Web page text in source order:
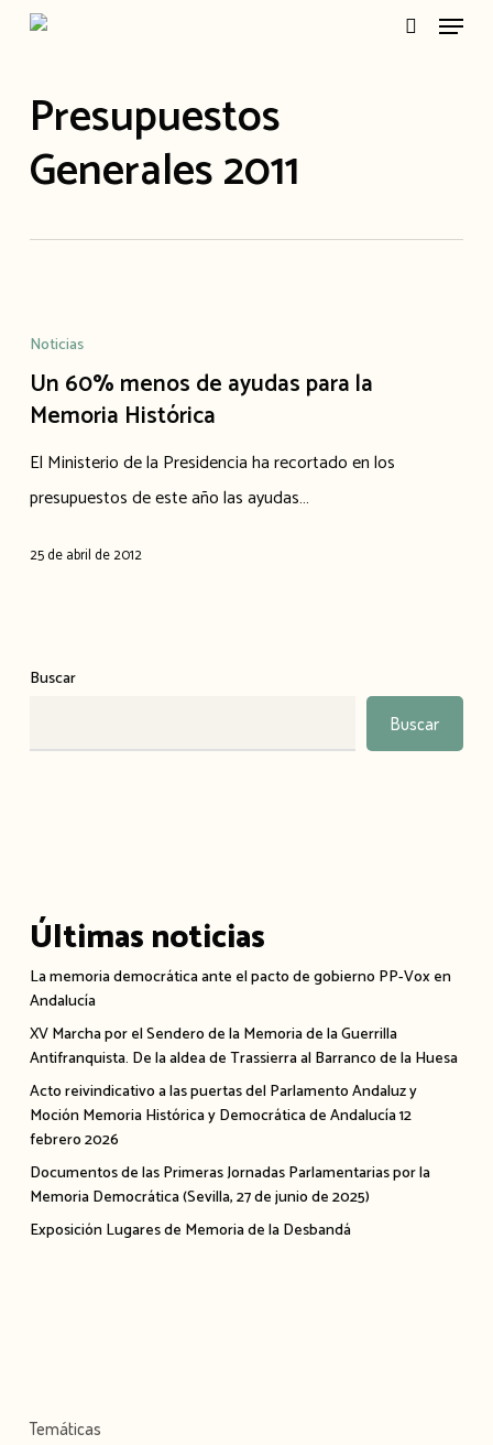
content
Menu
Presupuestos
Generales 2011
60%
menos
de
la
Memoria
Noticias
Un 60% menos de ayudas para la
Memoria Histórica
El Ministerio de la Presidencia ha recortado en los
presupuestos de este año las ayudas…
25 de abril de 2012
Buscar
Buscar
Últimas noticias
La memoria democrática ante el pacto de gobierno PP-Vox en
Andalucía
XV Marcha por el Sendero de la Memoria de la Guerrilla
Antifranquista. De la aldea de Trassierra al Barranco de la Huesa
Acto reivindicativo a las puertas del Parlamento Andaluz y
Moción Memoria Histórica y Democrática de Andalucía 12
febrero 2026
Documentos de las Primeras Jornadas Parlamentarias por la
Memoria Democrática (Sevilla, 27 de junio de 2025)
Exposición Lugares de Memoria de la Desbandá
Temáticas